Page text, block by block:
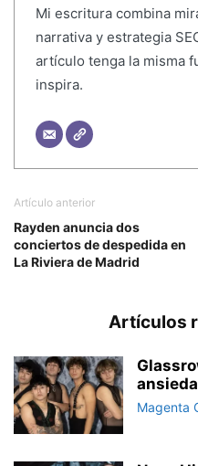
Mi escritura combina
narrativa y estrategia
artículo tenga la misma
inspira.
Artículo anterior
Rayden anuncia dos
conciertos de despedida en
La Riviera de Madrid
Artículos
Magenta